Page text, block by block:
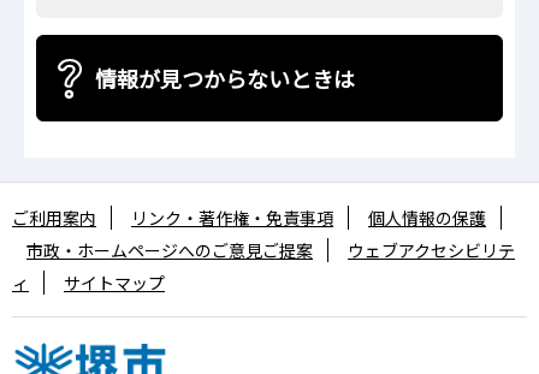
情報が見つからないときは
ご利用案内 リンク・著作権・免責事項
個人情報の保護
市政・ホームページへのご意見ご提案
ウェブアクセシビリテ
ィ
サイトマップ